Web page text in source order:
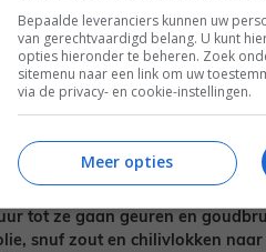
de bieten aan de andere kant.
zout en peper.
en rooster 15 minuten in de
de sjalot hierin met een snufje
roert. Proef en voeg naar
tot ze gaan geuren en
snuf zout en chilivlokken naar
Bepaalde leveranciers kunnen uw
van gerechtvaardigd belang. U kunt
opties hieronder te beheren. Zoek
sitemenu naar een link om uw
via de privacy- en cookie-instellingen.
Meer opties